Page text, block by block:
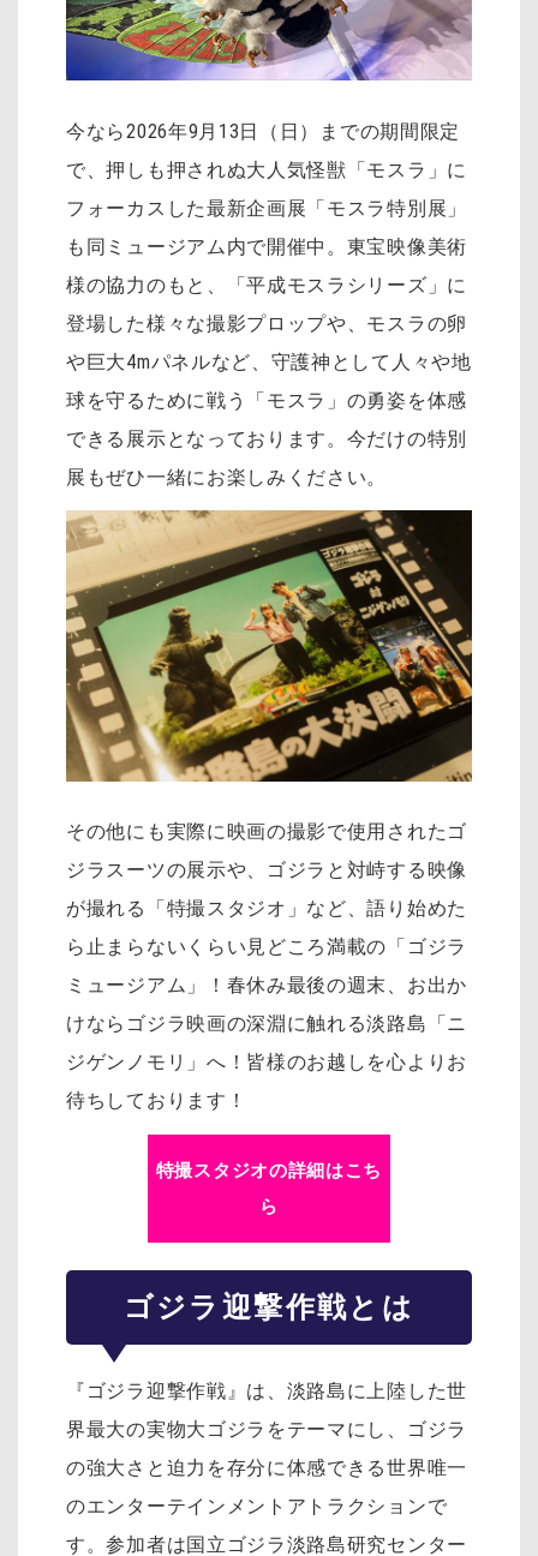
今なら2026年9月13日（日）までの期間限定
で、押しも押されぬ大人気怪獣「モスラ」に
フォーカスした最新企画展「モスラ特別展」
も同ミュージアム内で開催中。東宝映像美術
様の協力のもと、「平成モスラシリーズ」に
登場した様々な撮影プロップや、モスラの卵
や巨大4mパネルなど、守護神として人々や地
球を守るために戦う「モスラ」の勇姿を体感
できる展示となっております。今だけの特別
展もぜひ一緒にお楽しみください。
その他にも実際に映画の撮影で使用されたゴ
ジラスーツの展示や、ゴジラと対峙する映像
が撮れる「特撮スタジオ」など、語り始めた
ら止まらないくらい見どころ満載の「ゴジラ
ミュージアム」！春休み最後の週末、お出か
けならゴジラ映画の深淵に触れる淡路島「ニ
ジゲンノモリ」へ！皆様のお越しを心よりお
待ちしております！
特撮スタジオの詳細はこち
ら
ゴジラ迎撃作戦とは
『ゴジラ迎撃作戦』は、淡路島に上陸した世
界最大の実物大ゴジラをテーマにし、ゴジラ
の強大さと迫力を存分に体感できる世界唯一
のエンターテインメントアトラクションで
す。参加者は国立ゴジラ淡路島研究センター